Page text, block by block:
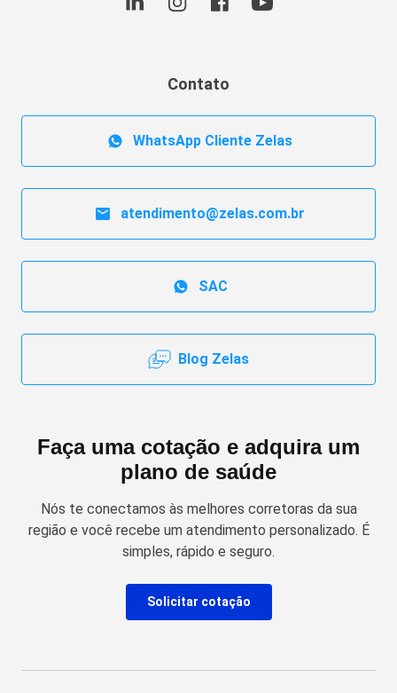
Contato
WhatsApp Cliente Zelas
atendimento@zelas.com.br
SAC
Blog Zelas
Faça uma cotação e adquira um
plano de saúde
Nós te conectamos às melhores corretoras da sua
região e você recebe um atendimento personalizado. É
simples, rápido e seguro.
Solicitar cotação